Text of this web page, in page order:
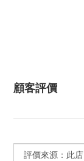
顧客評價